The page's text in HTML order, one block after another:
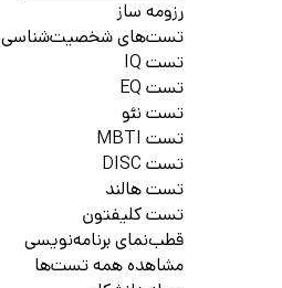
رزومه ساز
تست‌های شخصیت‌شناسی
تست IQ
تست EQ
تست نئو
تست MBTI
تست DISC
تست هالند
تست کلیفتون
قطب‌نمای برنامه‌نویسی
مشاهده همه تست‌ها